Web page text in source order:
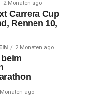
2 Monaten ago
Carrera Cup
Rennen 10,
2 Monaten ago
ago